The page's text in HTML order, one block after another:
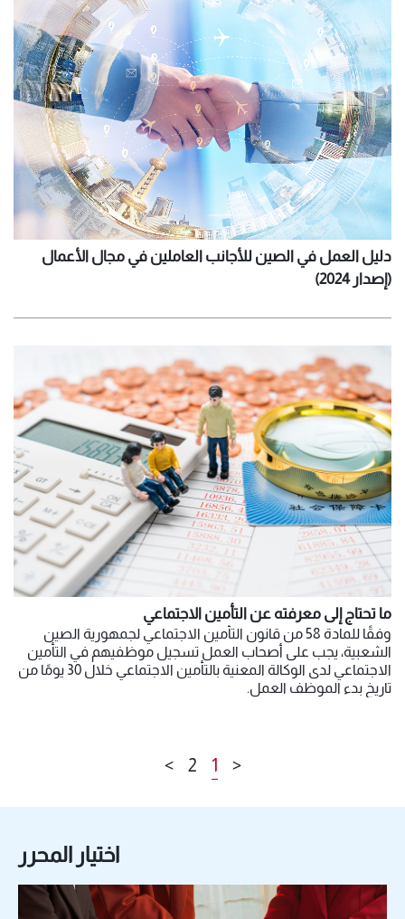
دليل العمل في الصين للأجانب العاملين في مجال الأعمال
(إصدار 2024)
ما تحتاج إلى معرفته عن التأمين الاجتماعي
وفقًا للمادة 58 من قانون التأمين الاجتماعي لجمهورية الصين
الشعبية، يجب على أصحاب العمل تسجيل موظفيهم في التأمين
الاجتماعي لدى الوكالة المعنية بالتأمين الاجتماعي خلال 30 يومًا من
تاريخ بدء الموظف العمل.
<
1
2
>
اختيار المحرر